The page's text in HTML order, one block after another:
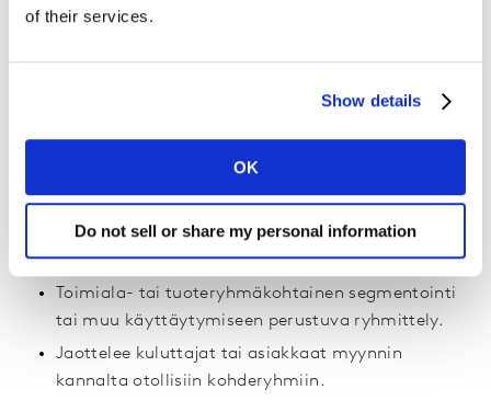
of their services.
Show details
OK
Do not sell or share my personal information
relevantteihin kohderyhmiin.
Ennakoi myös tulevaa kuluttamisen muutosta
Taktinen segmentointi auttaa kohdentamaan
toimenpiteet oikein
Toimiala- tai tuoteryhmäkohtainen segmentointi
tai muu käyttäytymiseen perustuva ryhmittely.
Jaottelee kuluttajat tai asiakkaat myynnin
kannalta otollisiin kohderyhmiin.